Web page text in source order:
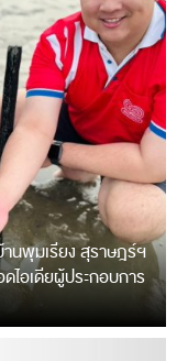
านพุมเรียง สุราษฎร์ฯ
ไอเดียผู้ประกอบการ